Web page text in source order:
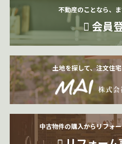
不動産のことなら、
会員
土地を探して、注文住
中古物件の購入からリフォ